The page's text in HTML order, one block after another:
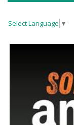
Select Language ▼